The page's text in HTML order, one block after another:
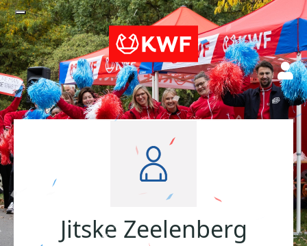
Jitske Zeelenberg